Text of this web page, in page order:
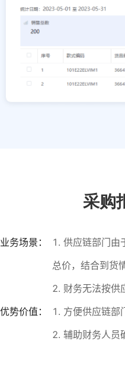
采购
业务场景： 1. 供应链部门由
总价，结合到货
2. 财务无法按供
优势价值： 1. 方便供应链部
2. 辅助财务人员